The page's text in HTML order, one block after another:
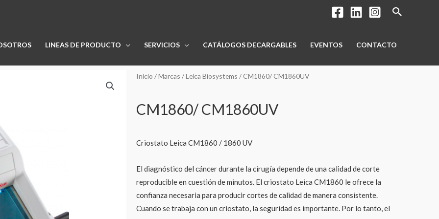
Buscar
LINEAS DE PRODUCTO SERVICIOS CATÁLOGOS DECARGABLES EVENTOS CONTACTO
Inicio /Marcas /Leica Biosystems / CM1860/ CM1860UV
CM1860/ CM1860UV
Criostato Leica CM1860 / 1860 UV
El diagnóstico del cáncer durante la cirugía depende de una calidad de corte
reproducible en cuestión de minutos. El criostato Leica CM1860 le ofrece la
confianza necesaria para producir cortes de calidad de manera consistente.
Cuando se trabaja con un criostato, la seguridad es importante. Por lo tanto, el